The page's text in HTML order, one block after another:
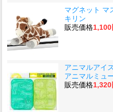
マグネット マ
キリン
販売価格1,100
アニマルアイ
アニマルミュ
販売価格1,320